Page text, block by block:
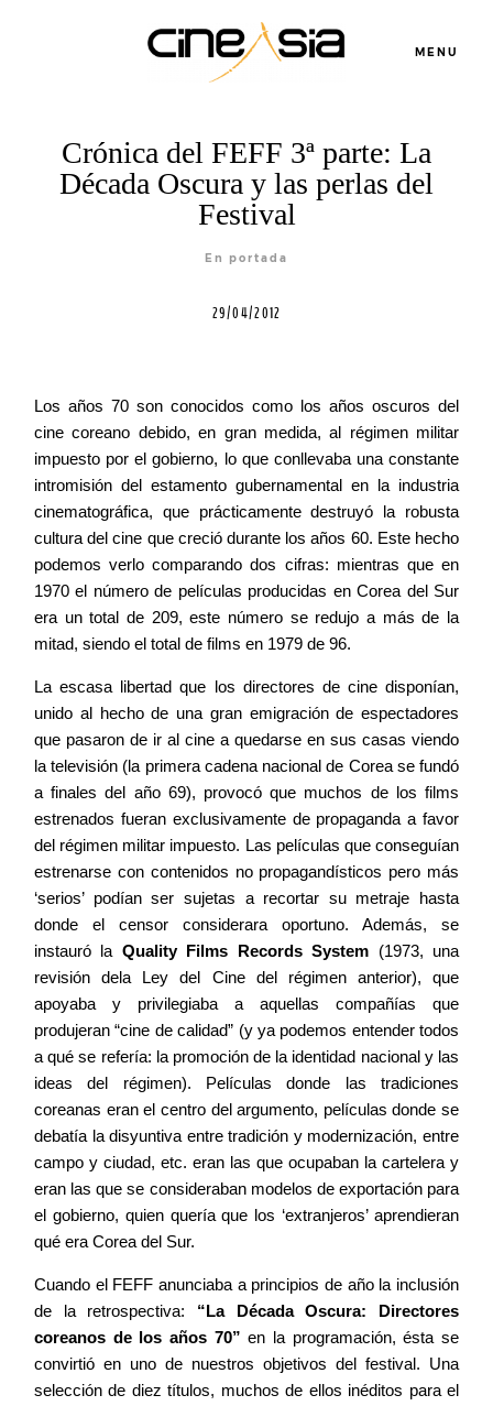
MENU
Crónica del FEFF 3ª parte: La
Década Oscura y las perlas del
Festival
En portada
29/04/2012
Los años 70 son conocidos como los años oscuros del
cine coreano debido, en gran medida, al régimen militar
impuesto por el gobierno, lo que conllevaba una constante
intromisión del estamento gubernamental en la industria
cinematográfica, que prácticamente destruyó la robusta
cultura del cine que creció durante los años 60. Este hecho
podemos verlo comparando dos cifras: mientras que en
1970 el número de películas producidas en Corea del Sur
era un total de 209, este número se redujo a más de la
mitad, siendo el total de films en 1979 de 96.
La escasa libertad que los directores de cine disponían,
unido al hecho de una gran emigración de espectadores
que pasaron de ir al cine a quedarse en sus casas viendo
la televisión (la primera cadena nacional de Corea se fundó
a finales del año 69), provocó que muchos de los films
estrenados fueran exclusivamente de propaganda a favor
del régimen militar impuesto. Las películas que conseguían
estrenarse con contenidos no propagandísticos pero más
‘serios’ podían ser sujetas a recortar su metraje hasta
donde el censor considerara oportuno. Además, se
instauró la Quality Films Records System (1973, una
revisión dela Ley del Cine del régimen anterior), que
apoyaba y privilegiaba a aquellas compañías que
produjeran “cine de calidad” (y ya podemos entender todos
a qué se refería: la promoción de la identidad nacional y las
ideas del régimen). Películas donde las tradiciones
coreanas eran el centro del argumento, películas donde se
debatía la disyuntiva entre tradición y modernización, entre
campo y ciudad, etc. eran las que ocupaban la cartelera y
eran las que se consideraban modelos de exportación para
el gobierno, quien quería que los ‘extranjeros’ aprendieran
qué era Corea del Sur.
Cuando el FEFF anunciaba a principios de año la inclusión
de la retrospectiva: “La Década Oscura: Directores
coreanos de los años 70” en la programación, ésta se
convirtió en uno de nuestros objetivos del festival. Una
selección de diez títulos, muchos de ellos inéditos para el
Cursos
Equipo
Blog
Contacto
©2026 COPYRIGHT FLOTHEMES